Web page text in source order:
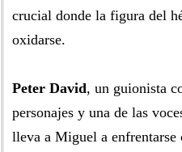
crucial donde la figura del
oxidarse.
Peter David, un guionista
personajes y una de las
lleva a Miguel a